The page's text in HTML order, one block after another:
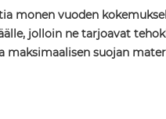
monen vuoden
jolloin ne tarjoavat
suojan